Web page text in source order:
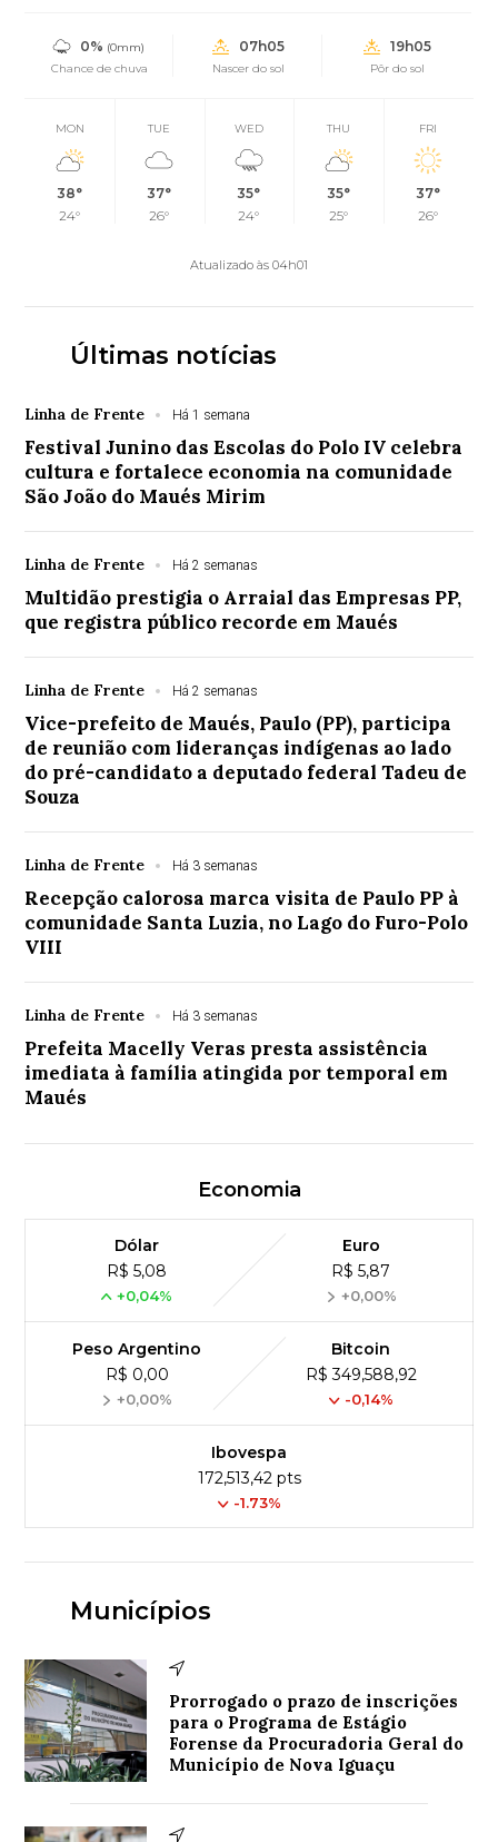
0% (0mm)
Chance de chuva
07h05
Nascer do sol
19h05
Pôr do sol
MON
38°
24°
TUE
37°
26°
WED
35°
24°
THU
35°
25°
FRI
37°
26°
Atualizado às 04h01
Últimas notícias
Linha de Frente Há 1 semana
Festival Junino das Escolas do Polo IV celebra
cultura e fortalece economia na comunidade
São João do Maués Mirim
Linha de Frente Há 2 semanas
Multidão prestigia o Arraial das Empresas PP,
que registra público recorde em Maués
Linha de Frente Há 2 semanas
Vice-prefeito de Maués, Paulo (PP), participa
de reunião com lideranças indígenas ao lado
do pré-candidato a deputado federal Tadeu de
Souza
Linha de Frente Há 3 semanas
Recepção calorosa marca visita de Paulo PP à
comunidade Santa Luzia, no Lago do Furo-Polo
VIII
Linha de Frente Há 3 semanas
Prefeita Macelly Veras presta assistência
imediata à família atingida por temporal em
Maués
Economia
Dólar
R$ 5,08
+0,04%
Euro
R$ 5,87
+0,00%
Peso Argentino
R$ 0,00
+0,00%
Bitcoin
R$ 349,588,92
-0,14%
Ibovespa
172,513,42 pts
-1.73%
Municípios
Prorrogado o prazo de inscrições
para o Programa de Estágio
Forense da Procuradoria Geral do
Município de Nova Iguaçu